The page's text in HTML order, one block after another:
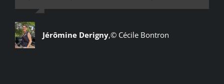
Jérômine Derigny,© Cécile Bontron